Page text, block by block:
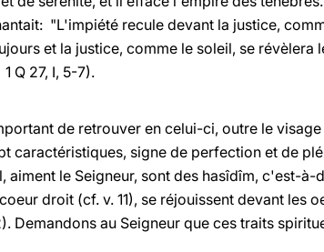
"L'impiété recule devant la justice,
et la justice, comme le soleil, se révèlera
1 Q 27, I, 5-7).
de retrouver en celui-ci, outre le
caractéristiques, signe de perfection et de
aiment le Seigneur, sont des hasîdîm, c'est-à-
droit (cf. v. 11), se réjouissent devant les
Demandons au Seigneur que ces traits